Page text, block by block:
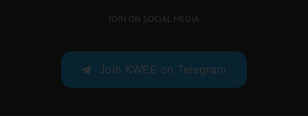
JOIN ON SOCIAL MEDIA
Join KWEE on Telegram